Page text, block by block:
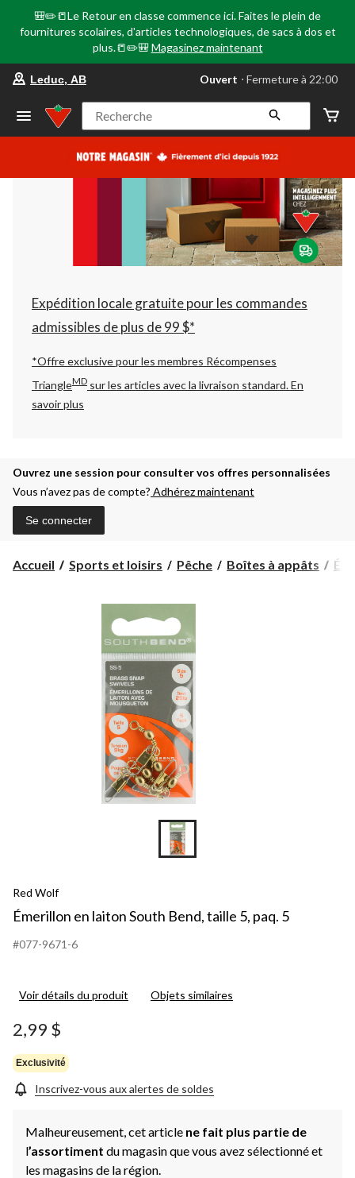
🎒✏️📒Le Retour en classe commence ici. Faites le plein de
fournitures scolaires, d'articles technologiques, de sacs à dos et
plus.📒✏️🎒 Magasinez maintenant
votre
préféré
Leduc,
AB,
courament
Fermeture
à
22:00
cliquer
pour
changer
Leduc, AB Ouvert ⋅ Fermeture à 22:00
Recherche
Expédition locale gratuite pour les commandes
admissibles de plus de 99 $*
*Offre exclusive pour les membres Récompenses
TriangleMD sur les articles avec la livraison standard.En
savoir plus
Ouvrez une session pour consulter vos offres personnalisées
Vous n’avez pas de compte? Adhérez maintenant
Se connecter
Accueil Sports et loisirs Pêche Boîtes à appâts
Red Wolf
Émerillon en laiton South Bend, taille 5, paq. 5
#077-9671-6
Voir détails du produit Objets similaires
2,99 $
Exclusivité
Inscrivez-vous aux alertes de soldes
Malheureusement, cet article ne fait plus partie de
l’assortiment du magasin que vous avez sélectionné et
les magasins de la région.